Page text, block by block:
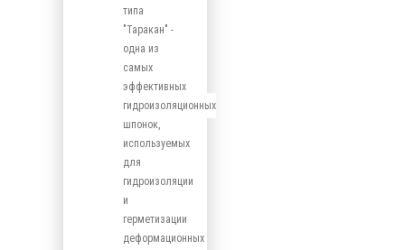
типа
"Таракан" -
одна из
самых
эффективных
гидроизоляционных
шпонок,
используемых
для
гидроизоляции
и
герметизации
деформационных